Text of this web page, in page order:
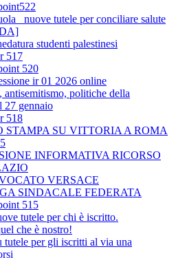
nuove tutele per conciliare salute
studenti palestinesi
517
520
ir 01 2026 online
politiche della
27 gennaio
518
STAMPA SU VITTORIA A ROMA
INFORMATIVA RICORSO
VERSACE
SINDACALE FEDERATA
515
tutele per chi è iscritto.
che è nostro!
tutele per gli iscritti al via una